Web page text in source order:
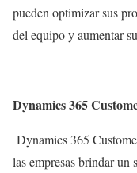
pueden optimizar sus
del equipo y aumentar
Dynamics 365
Dynamics 365
las empresas brindar